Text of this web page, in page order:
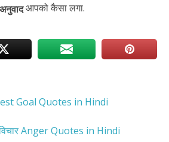
आपको कैसा लगा.
Goal Quotes in Hindi
विचार Anger Quotes in Hindi